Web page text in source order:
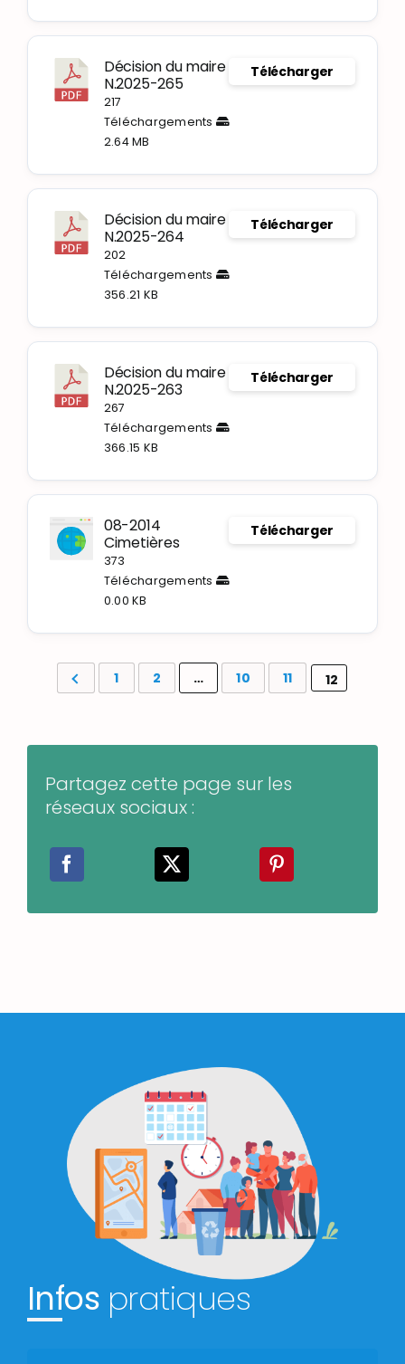
Décision du maire
N.2025-265
217
Téléchargements
2.64 MB
Télécharger
Décision du maire
N.2025-264
202
Téléchargements
356.21 KB
Télécharger
Décision du maire
N.2025-263
267
Téléchargements
366.15 KB
Télécharger
08-2014
Cimetières
373
Téléchargements
0.00 KB
Télécharger
1 2 … 10 11 12
Partagez cette page sur les
réseaux sociaux :
Infos pratiques